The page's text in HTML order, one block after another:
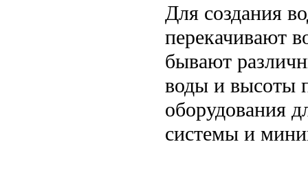
Для создания
перекачивают
бывают
воды и высоты
оборудования
системы и